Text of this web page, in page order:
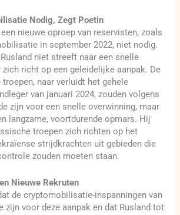
Nodig, Zegt Poetin
nieuwe oproep van reservisten, zoals
in september 2022, niet nodig.
niet streeft naar een snelle
zich richt op een geleidelijke aanpak. De
troepen, naar verluidt het gehele
van januari 2024, zouden volgens
zijn voor een snelle overwinning, maar
langzame, voortdurende opmars. Hij
troepen zich richten op het
strijdkrachten uit gebieden die
zouden moeten staan.
Nieuwe Rekruten
de cryptomobilisatie-inspanningen van
zijn voor deze aanpak en dat Rusland tot